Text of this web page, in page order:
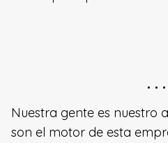
· · ·
Nuestra gente es nuestro
son el motor de esta